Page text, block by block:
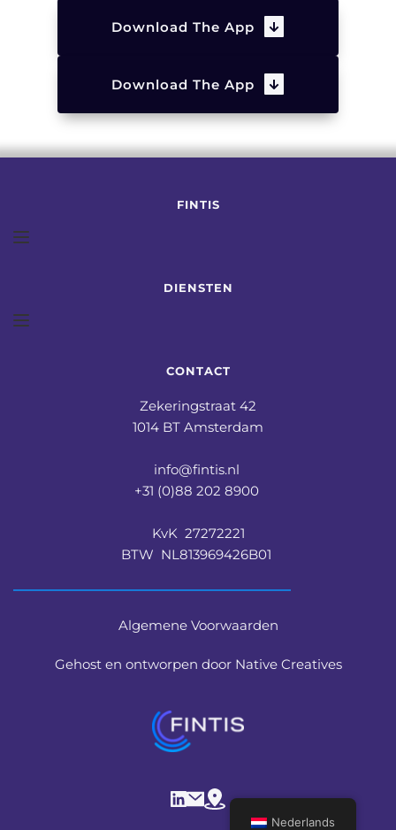
Download The App
Download The App
FINTIS
DIENSTEN
CONTACT
Zekeringstraat 42
1014 BT Amsterdam
info@fintis.nl
+31 (0)88 202 8900
KvK  27272221
BTW  NL813969426B01
Algemene Voorwaarden
Gehost en ontworpen door Native Creatives
Nederlands